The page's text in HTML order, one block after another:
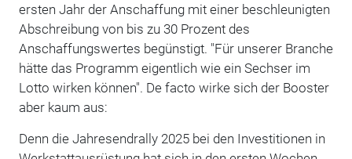
ersten Jahr der Anschaffung mit einer beschleunigten
Abschreibung von bis zu 30 Prozent des
Anschaffungswertes begünstigt. "Für unserer Branche
hätte das Programm eigentlich wie ein Sechser im
Lotto wirken können". De facto wirke sich der Booster
aber kaum aus:
Denn die Jahresendrally 2025 bei den Investitionen in